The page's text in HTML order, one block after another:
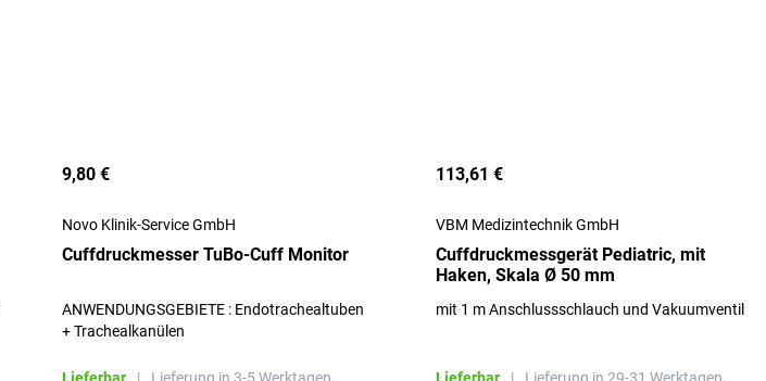
9,80 €
Novo Klinik-Service GmbH
Cuffdruckmesser TuBo-Cuff Monitor
ANWENDUNGSGEBIETE : Endotrachealtuben
+ Trachealkanülen
113,61 €
VBM Medizintechnik GmbH
Cuffdruckmessgerät Pediatric, mit
Haken, Skala Ø 50 mm
mit 1 m Anschlussschlauch und Vakuumventil